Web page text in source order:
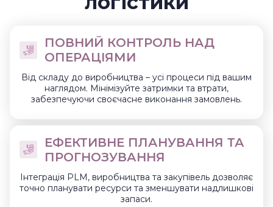
ПОВНИЙ КОНТРОЛЬ НАД
ОПЕРАЦІЯМИ
Від складу до виробництва – усі процеси під вашим
наглядом. Мінімізуйте затримки та втрати,
забезпечуючи своєчасне виконання замовлень.
ЕФЕКТИВНЕ ПЛАНУВАННЯ ТА
ПРОГНОЗУВАННЯ
Інтеграція PLM, виробництва та закупівель дозволяє
точно планувати ресурси та зменшувати надлишкові
запаси.